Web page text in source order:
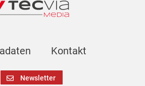
Kontakt
Newsletter